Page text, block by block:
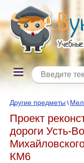
Другие предметы \
Проект
дороги Усть-
КМ6